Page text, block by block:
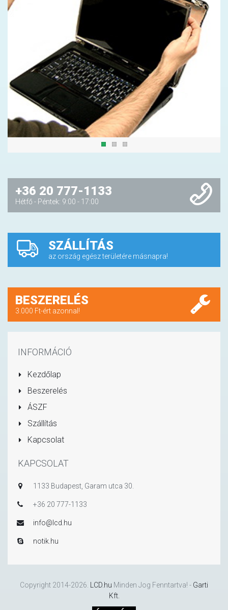
+36 20 777-1133
Hétfő - Péntek: 9:00 - 17:00
SZÁLLÍTÁS
az ország egész területére másnapra!
BESZERELÉS
3.000 Ft-ért azonnal!
INFORMÁCIÓ
Kezdőlap
Beszerelés
ÁSZF
Szállítás
Kapcsolat
KAPCSOLAT
1133 Budapest, Garam utca 30.
+36 20 777-1133
info@lcd.hu
notik.hu
Copyright 2014-2026. LCD.hu Minden Jog Fenntartva! - Garti
Kft.